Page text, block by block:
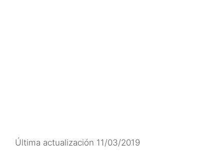
Última actualización 11/03/2019